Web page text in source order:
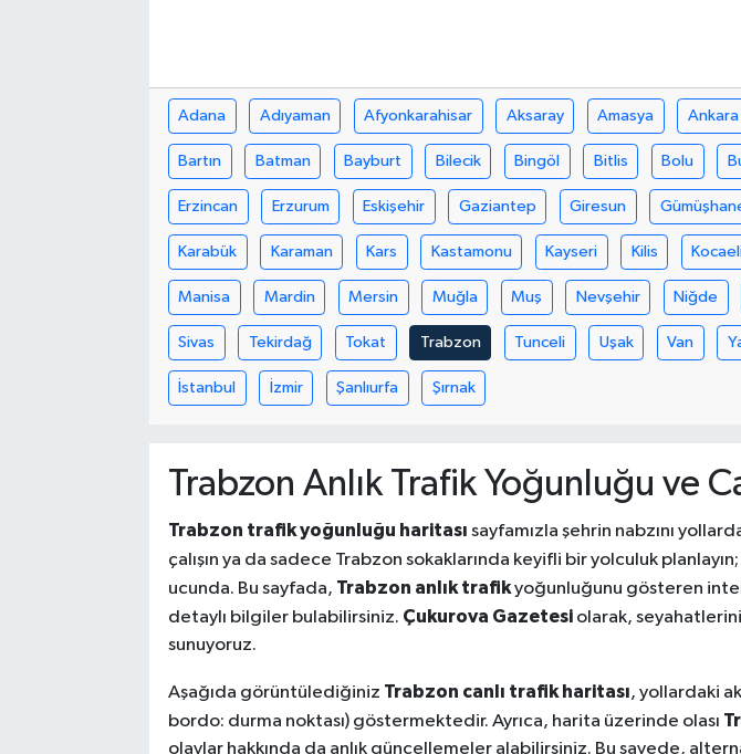
Adana Adıyaman Afyonkarahisar Aksaray Amasya Ankara
Bartın Batman Bayburt Bilecik Bingöl Bitlis Bolu
Erzincan Erzurum Eskişehir Gaziantep Giresun
Karabük Karaman Kars Kastamonu Kayseri Kilis
Manisa Mardin Mersin Muğla Muş Nevşehir Niğde
Sivas Tekirdağ Tokat Trabzon Tunceli Uşak Van
İstanbul İzmir Şanlıurfa Şırnak
Trabzon Anlık Trafik Yoğunluğu ve
Trabzon trafik yoğunluğu haritası sayfamızla şehrin nabzını
çalışın ya da sadece Trabzon sokaklarında keyifli bir yolculuk
ucunda. Bu sayfada, Trabzon anlık trafikyoğunluğunu gösteren
detaylı bilgiler bulabilirsiniz. Çukurova Gazetesiolarak,
sunuyoruz.
Aşağıda görüntülediğiniz Trabzon canlı trafik haritası, yollardaki
bordo: durma noktası) göstermektedir. Ayrıca, harita üzerinde olası
olaylar hakkında da anlık güncellemeler alabilirsiniz. Bu sayede,